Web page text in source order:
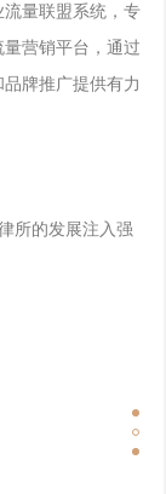
量联盟系统，专
营销平台，通过
牌推广提供有力
所的发展注入强